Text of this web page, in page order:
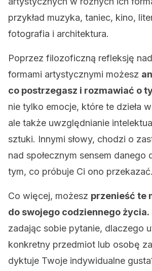
przykład muzyka, taniec, kino,
fotografia i architektura.
Poprzez filozoficzną refleksję
formami artystycznymi możesz
co postrzegasz i rozmawiać o
nie tylko emocje, które te dzieła
ale także uwzględnianie
sztuki. Innymi słowy, chodzi o
nad społecznym sensem danego
tym, co próbuje Ci ono przekazać.
Co więcej, możesz przenieść te
do swojego codziennego życia.
zadając sobie pytanie, dlaczego
konkretny przedmiot lub osobę
dyktuje Twoje indywidualne